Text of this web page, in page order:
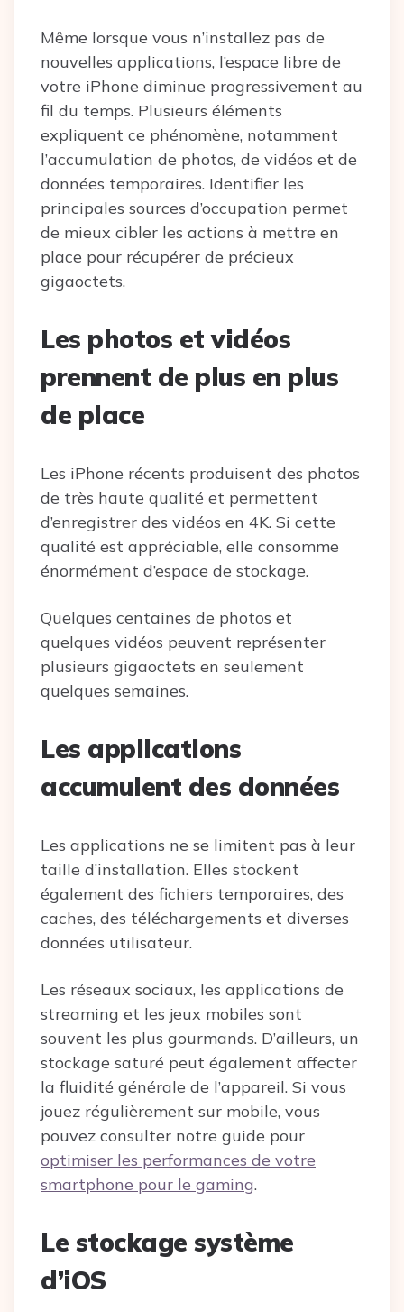
Même lorsque vous n’installez pas de
nouvelles applications, l’espace libre de
votre iPhone diminue progressivement au
fil du temps. Plusieurs éléments
expliquent ce phénomène, notamment
l’accumulation de photos, de vidéos et de
données temporaires. Identifier les
principales sources d’occupation permet
de mieux cibler les actions à mettre en
place pour récupérer de précieux
gigaoctets.
Les photos et vidéos
prennent de plus en plus
de place
Les iPhone récents produisent des photos
de très haute qualité et permettent
d’enregistrer des vidéos en 4K. Si cette
qualité est appréciable, elle consomme
énormément d’espace de stockage.
Quelques centaines de photos et
quelques vidéos peuvent représenter
plusieurs gigaoctets en seulement
quelques semaines.
Les applications
accumulent des données
Les applications ne se limitent pas à leur
taille d’installation. Elles stockent
également des fichiers temporaires, des
caches, des téléchargements et diverses
données utilisateur.
Les réseaux sociaux, les applications de
streaming et les jeux mobiles sont
souvent les plus gourmands. D’ailleurs, un
stockage saturé peut également affecter
la fluidité générale de l’appareil. Si vous
jouez régulièrement sur mobile, vous
pouvez consulter notre guide pour
optimiser les performances de votre
smartphone pour le gaming.
Le stockage système
d’iOS